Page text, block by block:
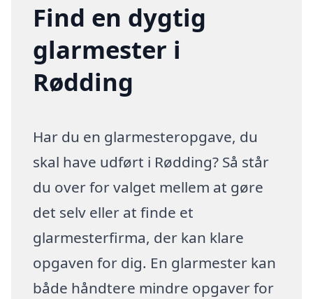
Find en dygtig
glarmester i
Rødding
Har du en glarmesteropgave, du
skal have udført i Rødding? Så står
du over for valget mellem at gøre
det selv eller at finde et
glarmesterfirma, der kan klare
opgaven for dig. En glarmester kan
både håndtere mindre opgaver for